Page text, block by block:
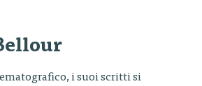
i suoi scritti si